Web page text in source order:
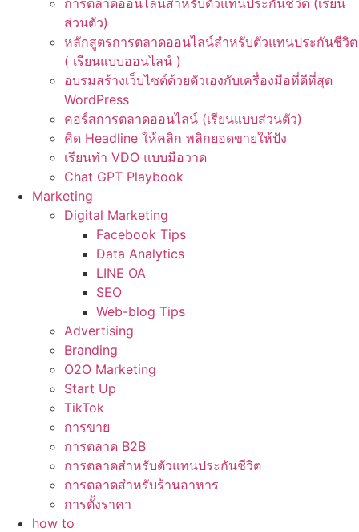
การตลาดออนไลน์สำหรับตัวแทนประกันชีวิต (เรียน
ส่วนตัว)
หลักสูตรการตลาดออนไลน์สำหรับตัวแทนประกันชีวิต
( เรียนแบบออนไลน์ )
อบรมสร้างเว็บไซต์ด้วยตัวเองกับเครื่องมือที่ดีที่สุด
WordPress
คอร์สการตลาดออนไลน์ (เรียนแบบส่วนตัว)
คิด Headline ให้คลิก พลิกยอดขายให้ปัง
เรียนทำ VDO แบบมือวาด
Chat GPT Playbook
Marketing
Digital Marketing
Facebook Tips
Data Analytics
LINE OA
SEO
Web-blog Tips
Advertising
Branding
O2O Marketing
Start Up
TikTok
การขาย
การตลาด B2B
การตลาดสำหรับตัวแทนประกันชีวิต
การตลาดสำหรับร้านอาหาร
การตั้งราคา
how to